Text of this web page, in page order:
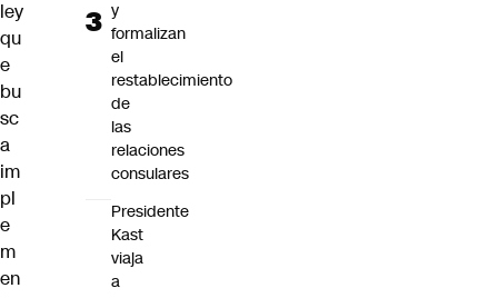
ley
qu
e
bu
sc
a
im
pl
e
m
en
y
formalizan
el
restablecimiento
de
las
relaciones
consulares
Presidente
Kast
viaja
a